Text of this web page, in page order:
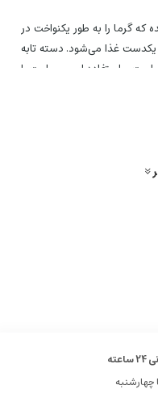
که گرما را به طور یکنواخت در
غذا می‌شود. دسته تابه
و استفاده ایمن و راحت را
چهارشنبه